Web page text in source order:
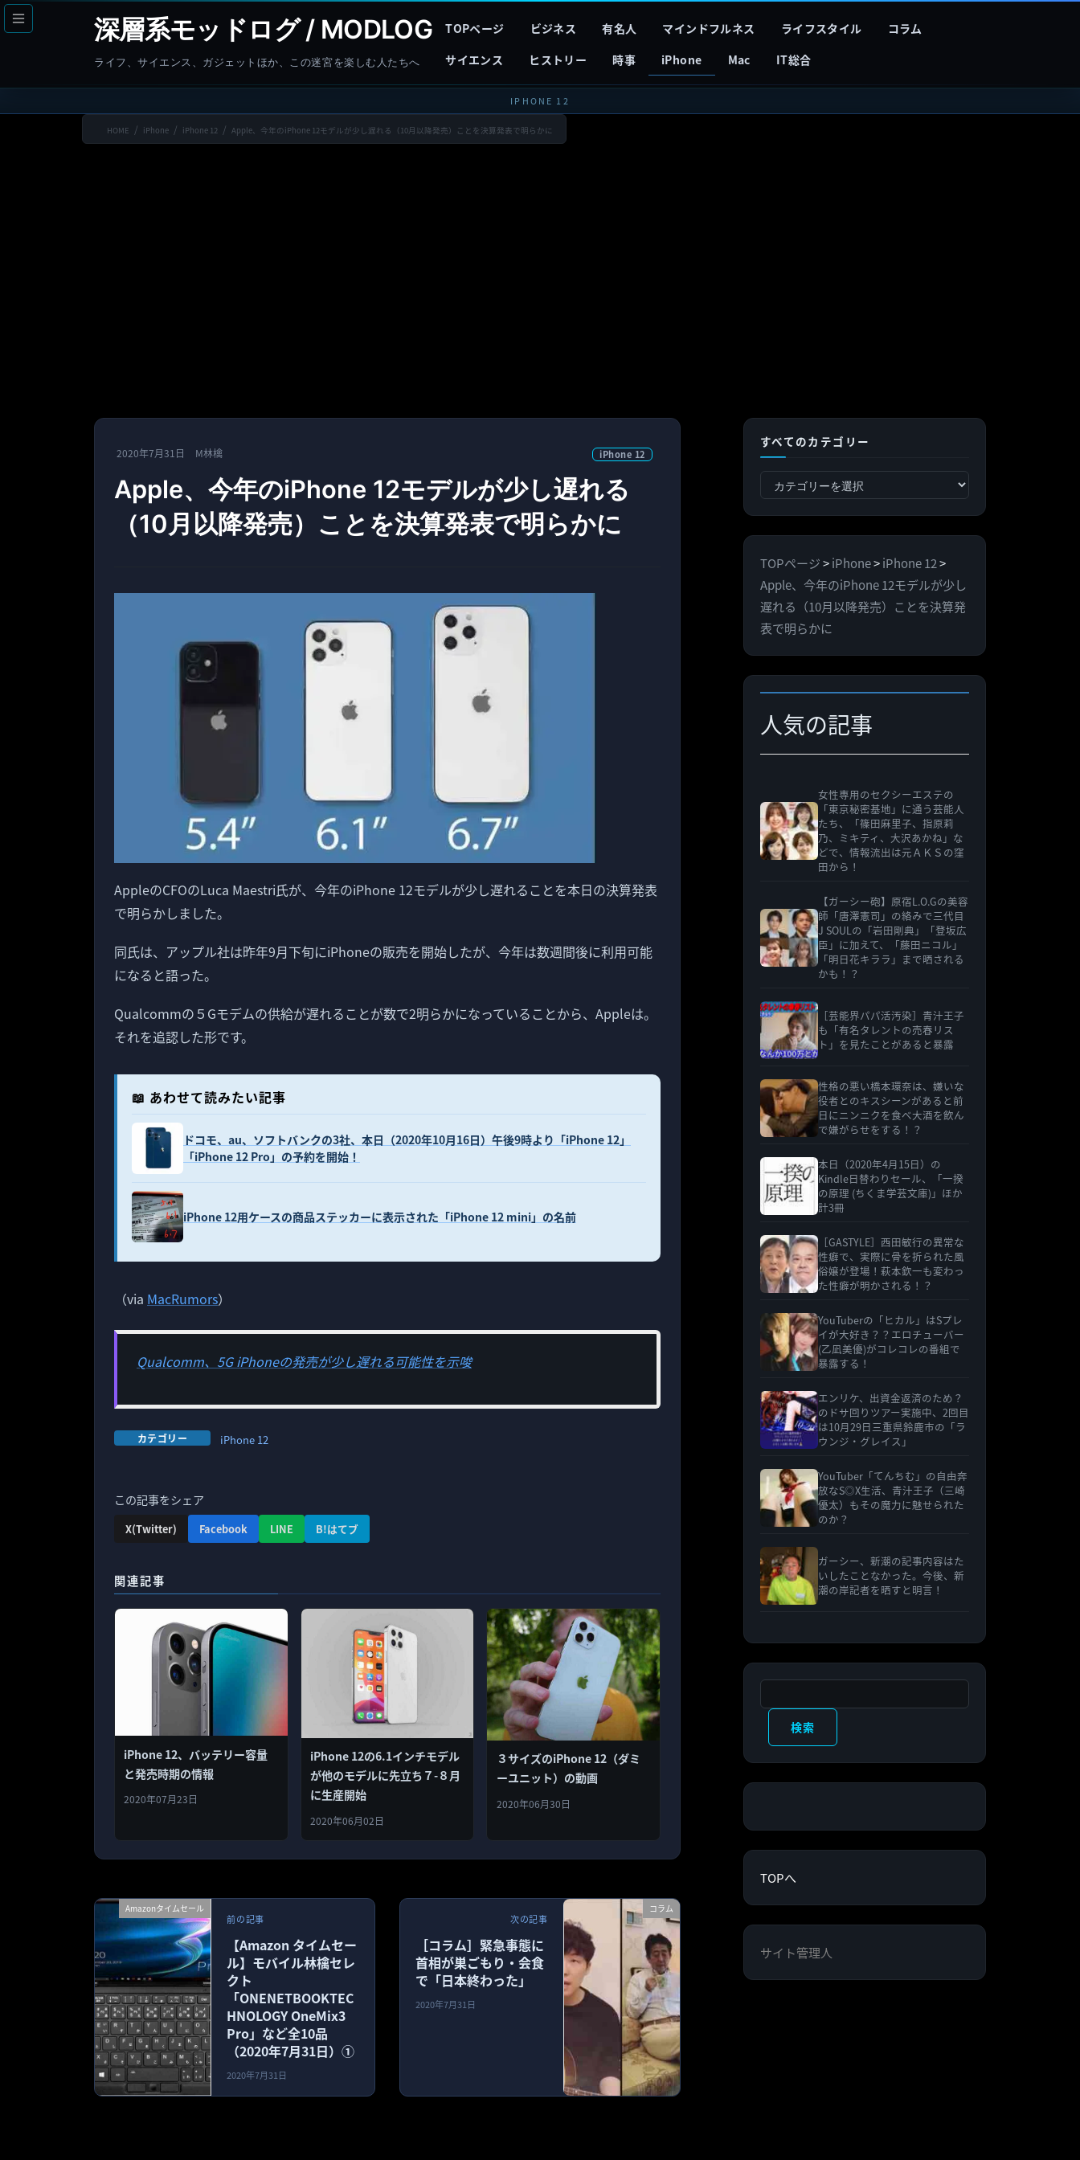
コ
ン
へ
ナ
ビ
ョ
深層系モッドログ / MODLOG
ライフ、サイエンス、ガジェットほか、この迷宮を楽しむ人たちへ
TOPページ ビジネス 有名人 マインドフルネス ライフスタイル
コラム
サイエンス
ヒストリー 時事 iPhone Mac IT総合
IPHONE 12
HOME iPhone iPhone 12 Apple、今年のiPhone 12モデルが少し遅れる（10月以降発売）ことを決算発表で明らかに
2020年7月31日 M林檎 iPhone 12
Apple、今年のiPhone 12モデルが少し遅れる
（10月以降発売）ことを決算発表で明らかに
AppleのCFOのLuca Maestri氏が、今年のiPhone 12モデルが少し遅れることを本日の決算発表
で明らかしました。
同氏は、アップル社は昨年9月下旬にiPhoneの販売を開始したが、今年は数週間後に利用可能
になると語った。
Qualcommの５Gモデムの供給が遅れることが数で2明らかになっていることから、Appleは。
それを追認した形です。
📖 あわせて読みたい記事
ドコモ、au、ソフトバンクの3社、本日（2020年10月16日）午後9時より「iPhone 12」
「iPhone 12 Pro」の予約を開始！
iPhone 12用ケースの商品ステッカーに表示された「iPhone 12 mini」の名前
（via MacRumors）
Qualcomm、5G iPhoneの発売が少し遅れる可能性を示唆
カテゴリー iPhone 12
この記事をシェア
X(Twitter) Facebook LINE B!はてブ
関連記事
iPhone 12、バッテリー容量
と発売時期の情報
2020年07月23日
iPhone 12の6.1インチモデル
が他のモデルに先立ち７-８月
に生産開始
2020年06月02日
３サイズのiPhone 12（ダミ
ーユニット）の動画
2020年06月30日
Amazonタイムセール
前の記事
【Amazon タイムセー
ル】モバイル林檎セレ
クト
「ONENETBOOKTEC
HNOLOGY OneMix3
Pro」など全10品
（2020年7月31日）①
2020年7月31日
コラム
次の記事
［コラム］緊急事態に
首相が巣ごもり・会食
で「日本終わった」
2020年7月31日
すべてのカテゴリー
べ
カ
テ
ゴ
リ
ー
TOPページ>iPhone>iPhone 12>
Apple、今年のiPhone 12モデルが少し
遅れる（10月以降発売）ことを決算発
表で明らかに
人気の記事
女性専用のセクシーエステの
「東京秘密基地」に通う芸能人
たち、「篠田麻里子、指原莉
乃、ミキティ、大沢あかね」な
どで、情報流出は元ＡＫＳの窪
田から！
【ガーシー砲】原宿L.O.Gの美容
師「唐澤憲司」の絡みで三代目
J SOULの「岩田剛典」「登坂広
臣」に加えて、「藤田ニコル」
「明日花キララ」まで晒される
かも！？
［芸能界パパ活汚染］青汁王子
も「有名タレントの売春リス
ト」を見たことがあると暴露
性格の悪い橋本環奈は、嫌いな
役者とのキスシーンがあると前
日にニンニクを食べ大酒を飲ん
で嫌がらせをする！？
本日（2020年4月15日）の
Kindle日替わりセール、「一揆
の原理 (ちくま学芸文庫)」ほか
計3冊
［GASTYLE］西田敏行の異常な
性癖で、実際に骨を折られた風
俗嬢が登場！萩本欽一も変わっ
た性癖が明かされる！？
YouTuberの「ヒカル」はSプレ
イが大好き？？エロチューバー
(乙凪美優)がコレコレの番組で
暴露する！
エンリケ、出資金返済のため？
のドサ回りツアー実施中、2回目
は10月29日三重県鈴鹿市の「ラ
ウンジ・グレイス」
YouTuber「てんちむ」の自由奔
放なS◎X生活、青汁王子（三崎
優太）もその魔力に魅せられた
のか？
ガーシー、新潮の記事内容はた
いしたことなかった。今後、新
潮の岸記者を晒すと明言！
検索
TOPへ
サイト管理人